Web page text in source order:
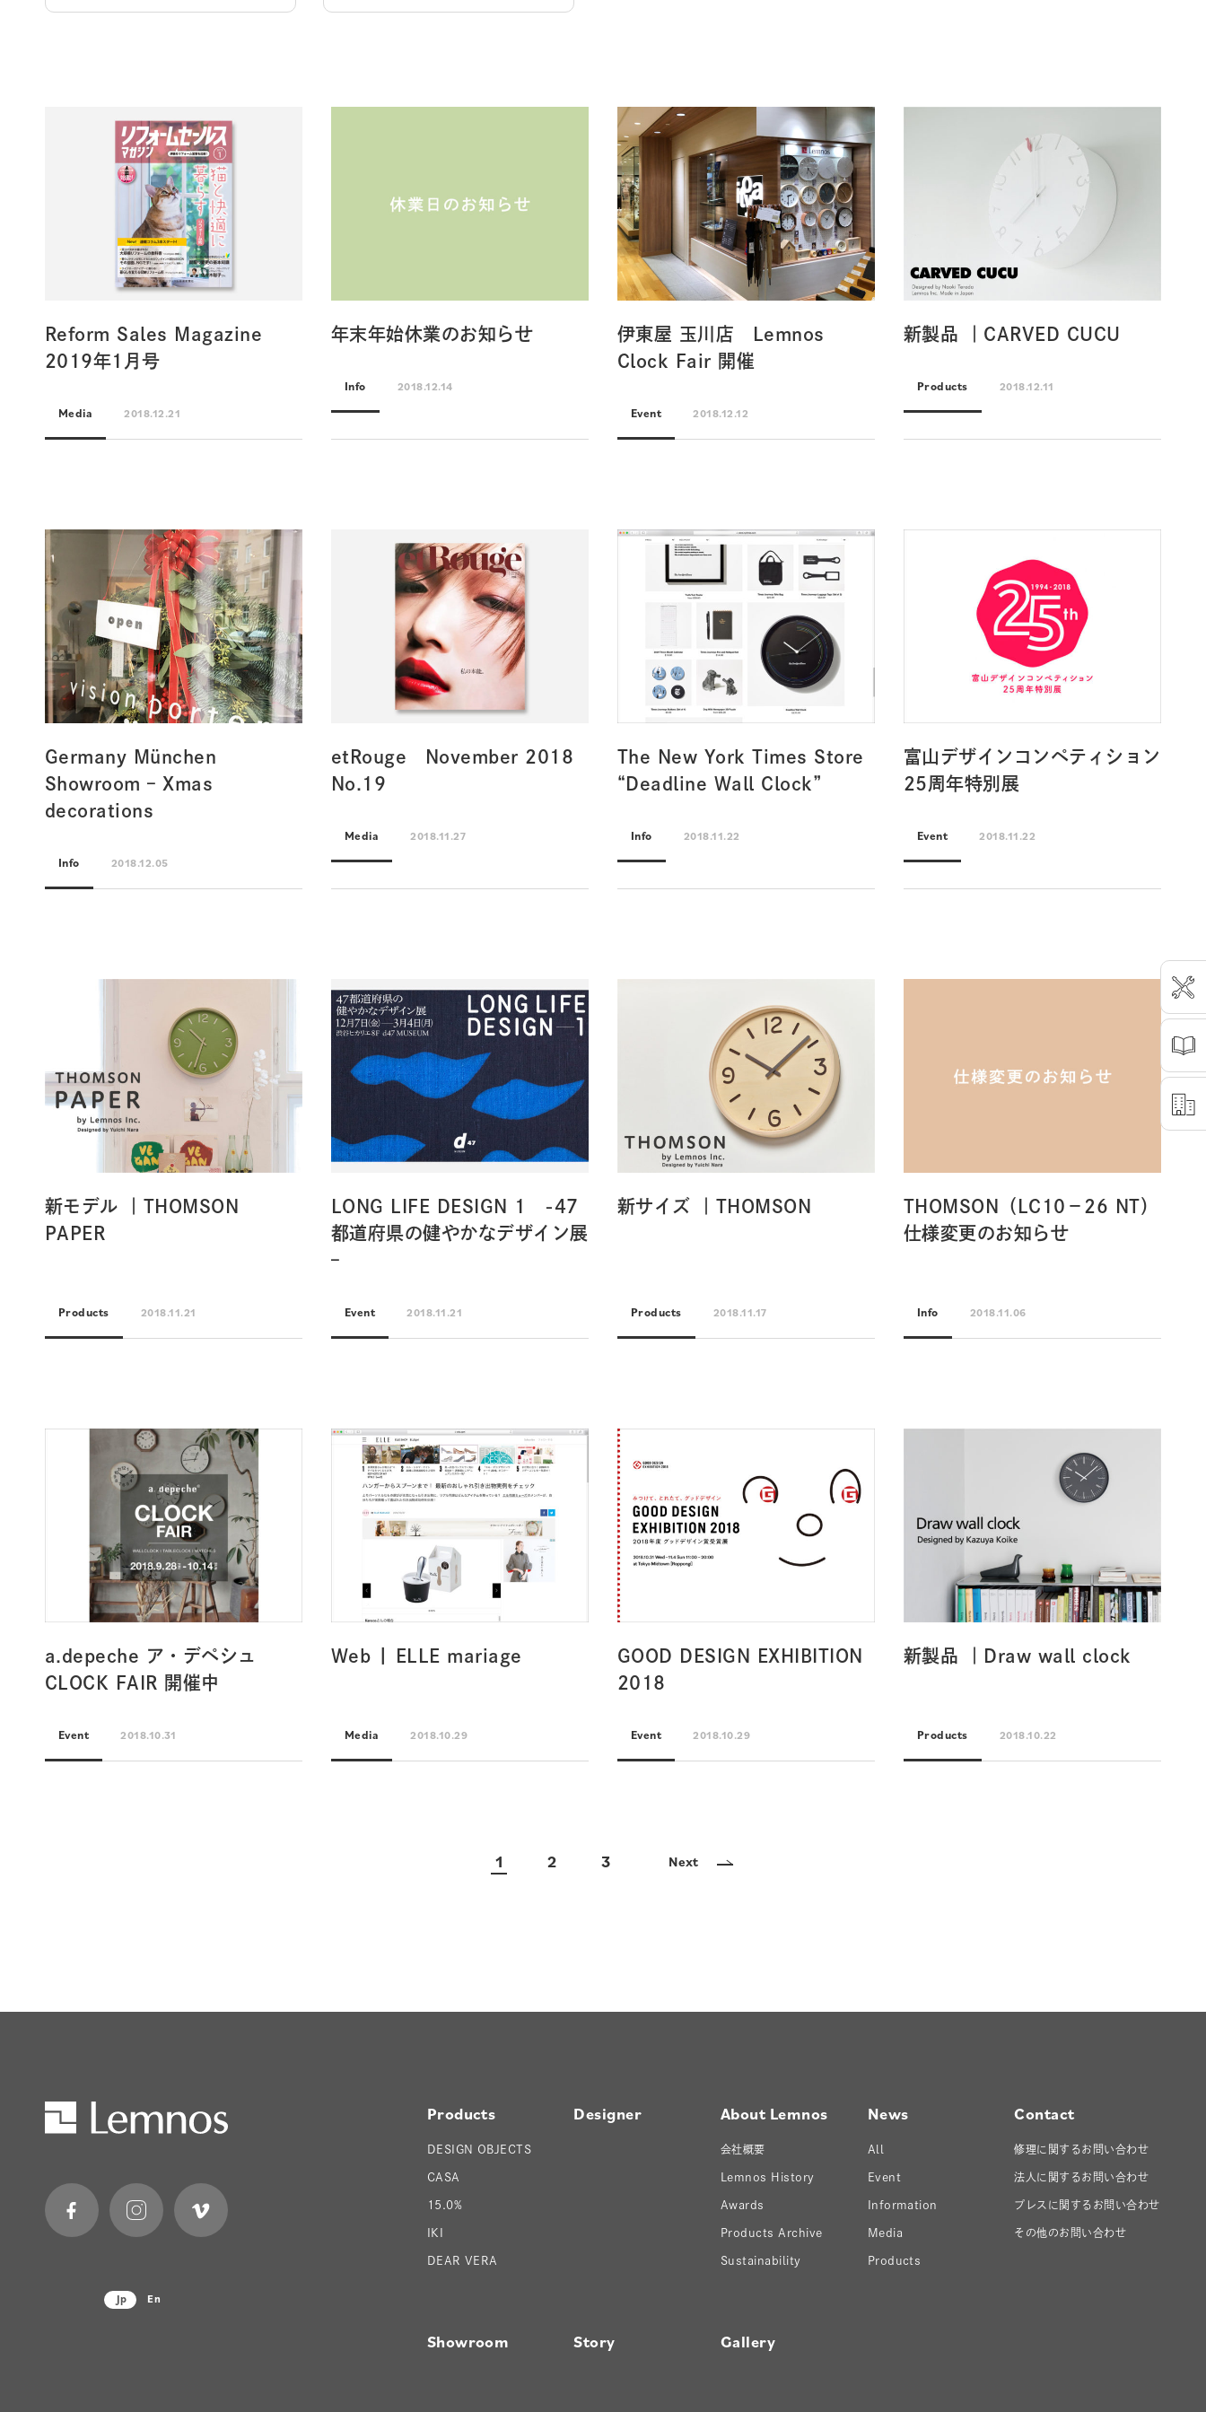
Reform Sales Magazine
2019年1月号
Media 2018.12.21
年末年始休業のお知らせ
Info 2018.12.14
伊東屋 玉川店 Lemnos
Clock Fair 開催
Event 2018.12.12
新製品 ｜CARVED CUCU
Products 2018.12.11
Germany München
Showroom – Xmas
decorations
Info 2018.12.05
etRouge November 2018
No.19
Media 2018.11.27
The New York Times Store
“Deadline Wall Clock”
Info 2018.11.22
富山デザインコンペティション
25周年特別展
Event 2018.11.22
新モデル ｜THOMSON
PAPER
Products 2018.11.21
LONG LIFE DESIGN 1 -47
都道府県の健やかなデザイン展
–
Event 2018.11.21
新サイズ ｜THOMSON
Products 2018.11.17
THOMSON（LC10−26 NT）
仕様変更のお知らせ
Info 2018.11.06
a.depeche ア・デペシュ
CLOCK FAIR 開催中
Event 2018.10.31
Web | ELLE mariage
Media 2018.10.29
GOOD DESIGN EXHIBITION
2018
Event 2018.10.29
新製品 ｜Draw wall clock
Products 2018.10.22
1 2 3 Next
Jp En
Products
DESIGN OBJECTS
CASA
15.0%
IKI
DEAR VERA
Designer About Lemnos
会社概要
Lemnos History
Awards
Products Archive
Sustainability
News
All
Event
Information
Media
Products
Contact
修理に関するお問い合わせ
法人に関するお問い合わせ
プレスに関するお問い合わせ
その他のお問い合わせ
Showroom Story Gallery